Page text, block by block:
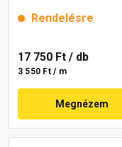
Rendelésre
17 750 Ft / db
3 550 Ft / m
Megnézem